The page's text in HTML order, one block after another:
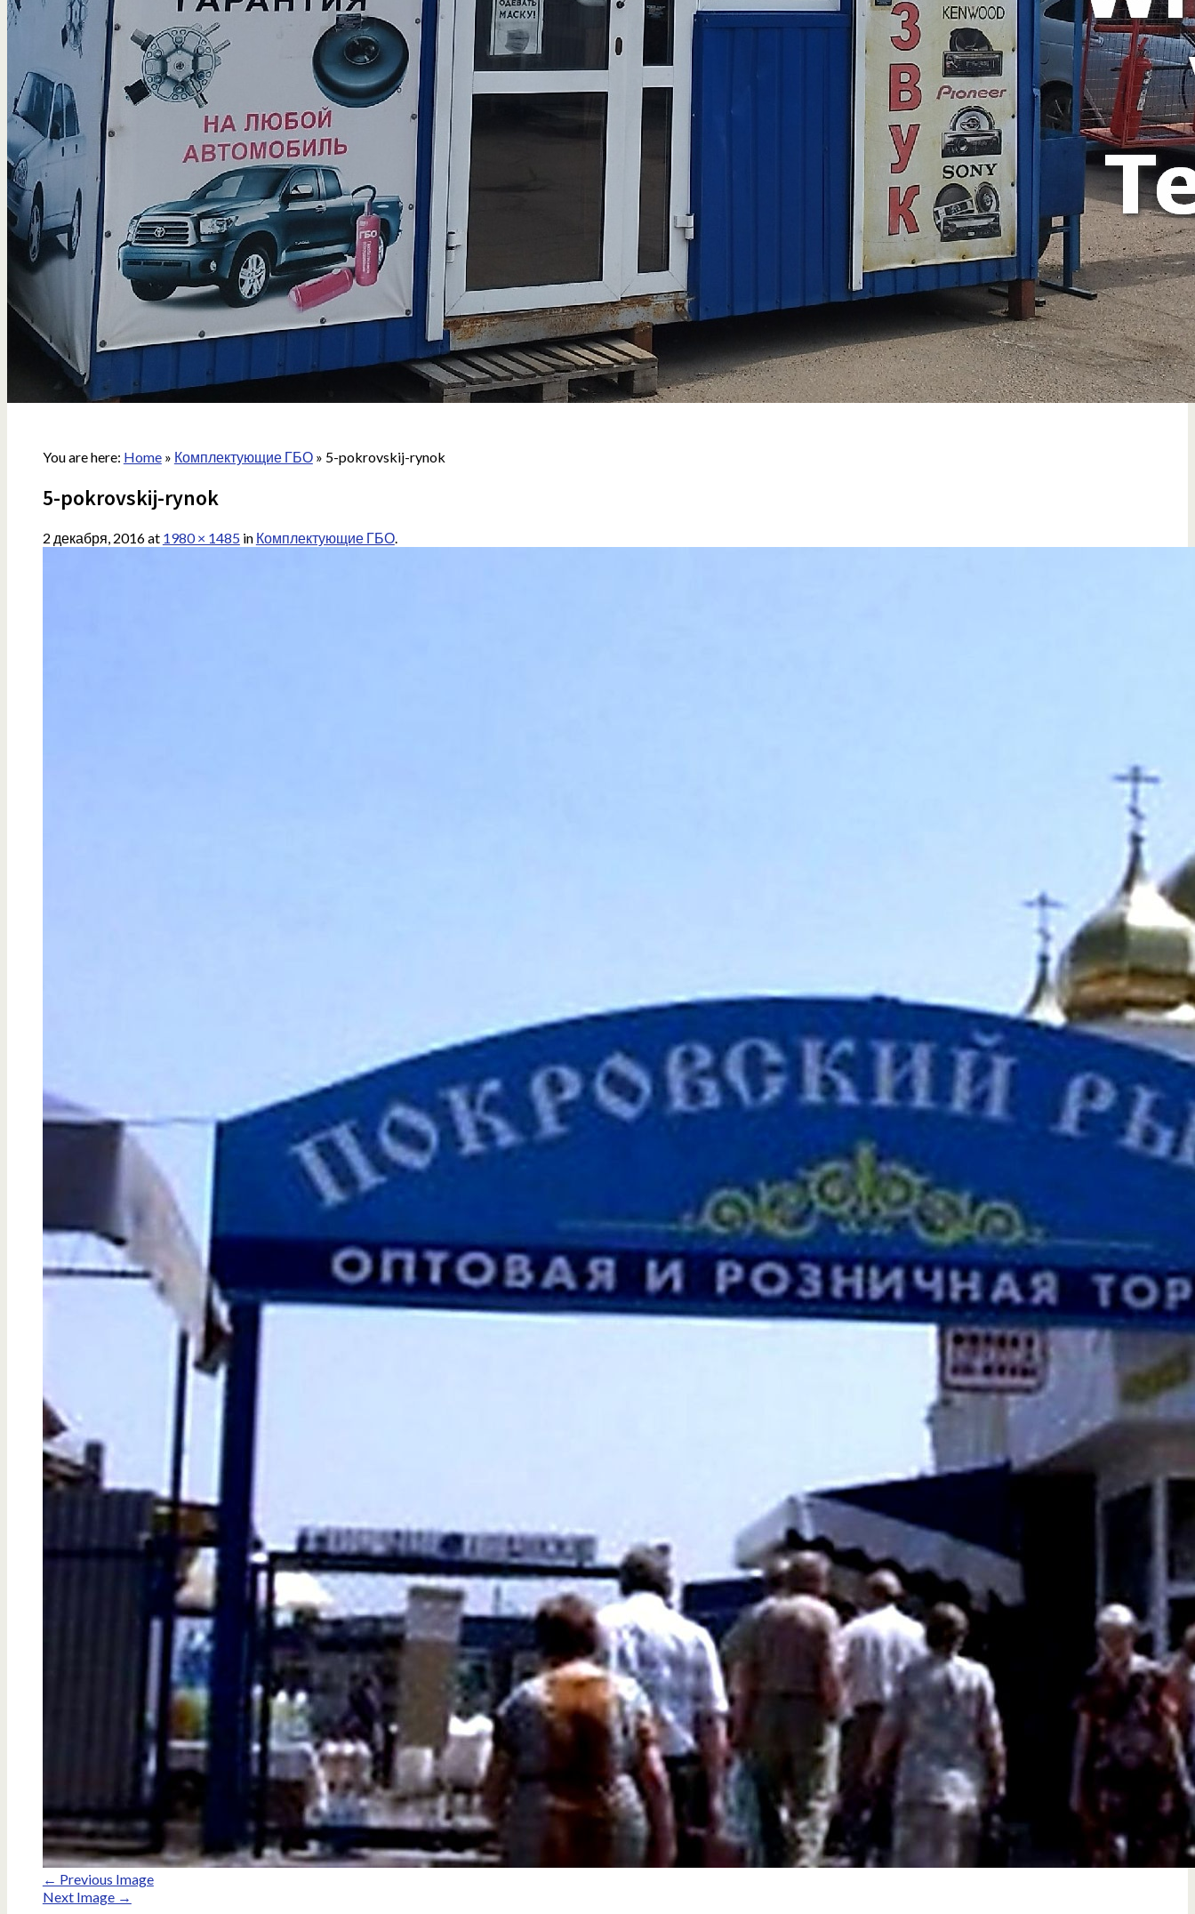
You are here: Home» Комплектующие ГБО» 5-pokrovskij-rynok
5-pokrovskij-rynok
2 декабря, 2016at 1980 × 1485in Комплектующие ГБО.
← Previous Image
Next Image →